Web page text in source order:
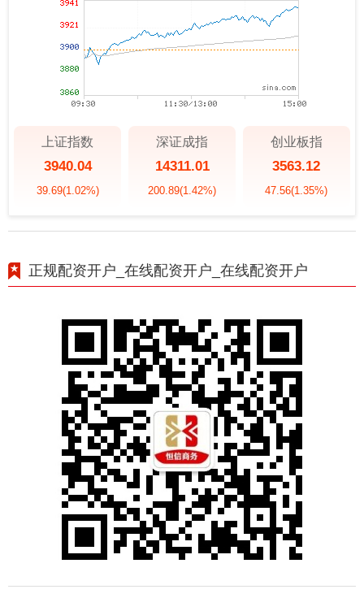
上证指数
3940.04
39.69(1.02%)
深证成指
14311.01
200.89(1.42%)
创业板指
3563.12
47.56(1.35%)
正规配资开户_在线配资开户_在线配资开户